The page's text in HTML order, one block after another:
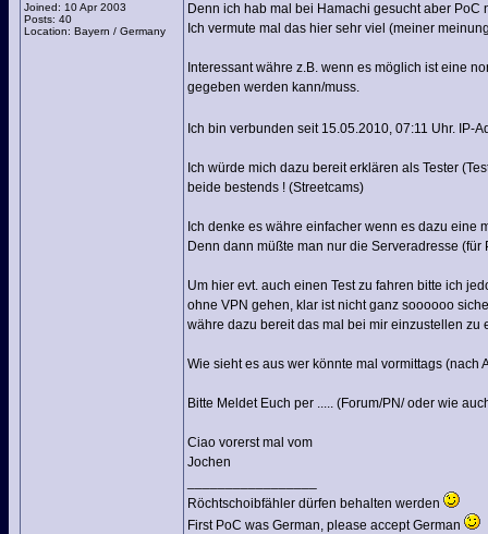
Joined: 10 Apr 2003
Posts: 40
Location: Bayern / Germany
Denn ich hab mal bei Hamachi gesucht aber PoC
Ich vermute mal das hier sehr viel (meiner
Interessant währe z.B. wenn es möglich ist eine
gegeben werden kann/muss.
Ich bin verbunden seit 15.05.2010, 07:11 Uhr. IP-
Ich würde mich dazu bereit erklären als Tester
beide bestends ! (Streetcams)
Ich denke es währe einfacher wenn es dazu eine
Denn dann müßte man nur die Serveradresse
Um hier evt. auch einen Test zu fahren bitte ich
ohne VPN gehen, klar ist nicht ganz soooooo
währe dazu bereit das mal bei mir einzustellen zu
Wie sieht es aus wer könnte mal vormittags (nach
Bitte Meldet Euch per ..... (Forum/PN/ oder wie
Ciao vorerst mal vom
Jochen
Röchtschoibfähler dürfen behalten werden
First PoC was German, please accept German